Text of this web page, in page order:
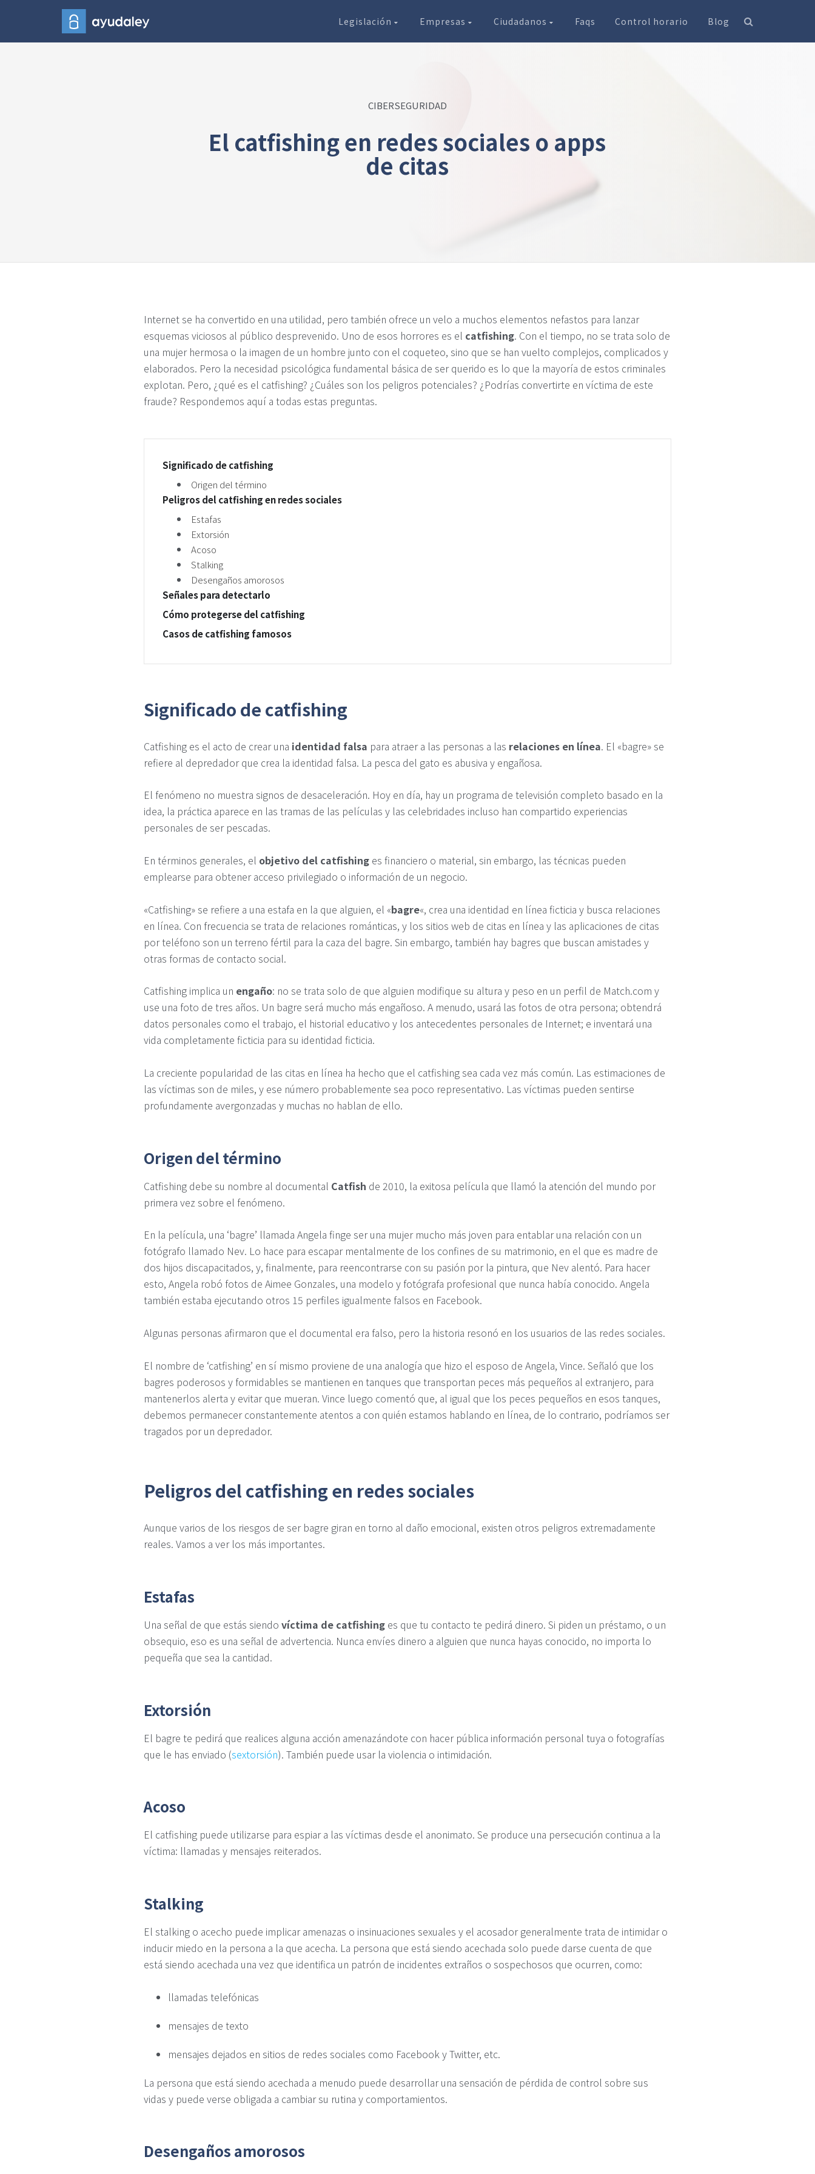
Legislación Empresas Ciudadanos Faqs Control horario Blog
CIBERSEGURIDAD
El catfishing en redes sociales o apps
de citas
Internet se ha convertido en una utilidad, pero también ofrece un velo a muchos elementos nefastos para lanzar
esquemas viciosos al público desprevenido. Uno de esos horrores es el catfishing. Con el tiempo, no se trata solo de
una mujer hermosa o la imagen de un hombre junto con el coqueteo, sino que se han vuelto complejos, complicados y
elaborados. Pero la necesidad psicológica fundamental básica de ser querido es lo que la mayoría de estos criminales
explotan. Pero, ¿qué es el catfishing? ¿Cuáles son los peligros potenciales? ¿Podrías convertirte en víctima de este
fraude? Respondemos aquí a todas estas preguntas.
Significado de catfishing
Origen del término
Peligros del catfishing en redes sociales
Estafas
Extorsión
Acoso
Stalking
Desengaños amorosos
Señales para detectarlo
Cómo protegerse del catfishing
Casos de catfishing famosos
Significado de catfishing
Catfishing es el acto de crear una identidad falsa para atraer a las personas a las relaciones en línea. El «bagre» se
refiere al depredador que crea la identidad falsa. La pesca del gato es abusiva y engañosa.
El fenómeno no muestra signos de desaceleración. Hoy en día, hay un programa de televisión completo basado en la
idea, la práctica aparece en las tramas de las películas y las celebridades incluso han compartido experiencias
personales de ser pescadas.
En términos generales, el objetivo del catfishing es financiero o material, sin embargo, las técnicas pueden
emplearse para obtener acceso privilegiado o información de un negocio.
«Catfishing» se refiere a una estafa en la que alguien, el «bagre«, crea una identidad en línea ficticia y busca relaciones
en línea. Con frecuencia se trata de relaciones románticas, y los sitios web de citas en línea y las aplicaciones de citas
por teléfono son un terreno fértil para la caza del bagre. Sin embargo, también hay bagres que buscan amistades y
otras formas de contacto social.
Catfishing implica un engaño: no se trata solo de que alguien modifique su altura y peso en un perfil de Match.com y
use una foto de tres años. Un bagre será mucho más engañoso. A menudo, usará las fotos de otra persona; obtendrá
datos personales como el trabajo, el historial educativo y los antecedentes personales de Internet; e inventará una
vida completamente ficticia para su identidad ficticia.
La creciente popularidad de las citas en línea ha hecho que el catfishing sea cada vez más común. Las estimaciones de
las víctimas son de miles, y ese número probablemente sea poco representativo. Las víctimas pueden sentirse
profundamente avergonzadas y muchas no hablan de ello.
Origen del término
Catfishing debe su nombre al documental Catfish de 2010, la exitosa película que llamó la atención del mundo por
primera vez sobre el fenómeno.
En la película, una ‘bagre’ llamada Angela finge ser una mujer mucho más joven para entablar una relación con un
fotógrafo llamado Nev. Lo hace para escapar mentalmente de los confines de su matrimonio, en el que es madre de
dos hijos discapacitados, y, finalmente, para reencontrarse con su pasión por la pintura, que Nev alentó. Para hacer
esto, Angela robó fotos de Aimee Gonzales, una modelo y fotógrafa profesional que nunca había conocido. Angela
también estaba ejecutando otros 15 perfiles igualmente falsos en Facebook.
Algunas personas afirmaron que el documental era falso, pero la historia resonó en los usuarios de las redes sociales.
El nombre de ‘catfishing’ en sí mismo proviene de una analogía que hizo el esposo de Angela, Vince. Señaló que los
bagres poderosos y formidables se mantienen en tanques que transportan peces más pequeños al extranjero, para
mantenerlos alerta y evitar que mueran. Vince luego comentó que, al igual que los peces pequeños en esos tanques,
debemos permanecer constantemente atentos a con quién estamos hablando en línea, de lo contrario, podríamos ser
tragados por un depredador.
Peligros del catfishing en redes sociales
Aunque varios de los riesgos de ser bagre giran en torno al daño emocional, existen otros peligros extremadamente
reales. Vamos a ver los más importantes.
Estafas
Una señal de que estás siendo víctima de catfishing es que tu contacto te pedirá dinero. Si piden un préstamo, o un
obsequio, eso es una señal de advertencia. Nunca envíes dinero a alguien que nunca hayas conocido, no importa lo
pequeña que sea la cantidad.
Extorsión
El bagre te pedirá que realices alguna acción amenazándote con hacer pública información personal tuya o fotografías
que le has enviado (sextorsión). También puede usar la violencia o intimidación.
Acoso
El catfishing puede utilizarse para espiar a las víctimas desde el anonimato. Se produce una persecución continua a la
víctima: llamadas y mensajes reiterados.
Stalking
El stalking o acecho puede implicar amenazas o insinuaciones sexuales y el acosador generalmente trata de intimidar o
inducir miedo en la persona a la que acecha. La persona que está siendo acechada solo puede darse cuenta de que
está siendo acechada una vez que identifica un patrón de incidentes extraños o sospechosos que ocurren, como:
llamadas telefónicas
mensajes de texto
mensajes dejados en sitios de redes sociales como Facebook y Twitter, etc.
La persona que está siendo acechada a menudo puede desarrollar una sensación de pérdida de control sobre sus
vidas y puede verse obligada a cambiar su rutina y comportamientos.
Desengaños amorosos